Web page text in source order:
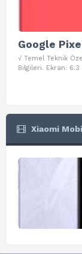
Google
√ Temel Teknik
Bilgileri. Ekran: 6.3
Xiaomi